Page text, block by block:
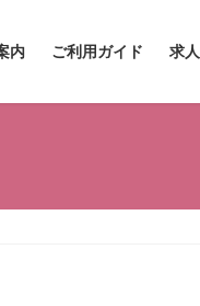
内 ご利用ガイド 求